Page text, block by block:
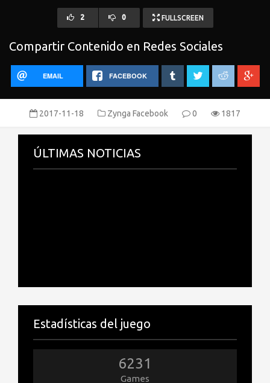
2 0 FULLSCREEN
Compartir Contenido en Redes Sociales
EMAIL FACEBOOK
2017-11-18 Zynga Facebook 0 1817
ÚLTIMAS NOTICIAS
Estadísticas del juego
6231
Games